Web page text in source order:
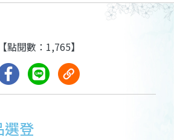
選登
【點閱數：1,765】